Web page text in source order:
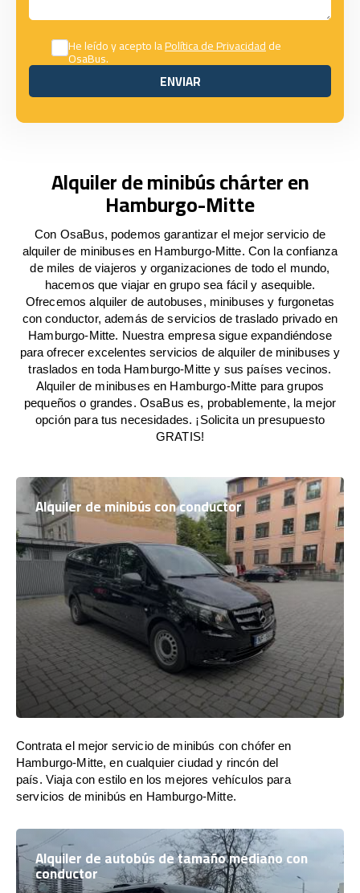
He leído y acepto laPolítica de Privacidadde
OsaBus.
ENVIAR
ENVIAR
Alquiler de minibús chárter en
Hamburgo-Mitte
Con OsaBus, podemos garantizar el mejor servicio de
alquiler de minibuses en Hamburgo-Mitte. Con la confianza
de miles de viajeros y organizaciones de todo el mundo,
hacemos que viajar en grupo sea fácil y asequible.
Ofrecemos alquiler de autobuses, minibuses y furgonetas
con conductor, además de servicios de traslado privado en
Hamburgo-Mitte. Nuestra empresa sigue expandiéndose
para ofrecer excelentes servicios de alquiler de minibuses y
traslados en toda Hamburgo-Mitte y sus países vecinos.
Alquiler de minibuses en Hamburgo-Mitte para grupos
pequeños o grandes. OsaBus es, probablemente, la mejor
opción para tus necesidades. ¡Solicita un presupuesto
GRATIS!
Alquiler de minibús con conductor
Contrata el mejor servicio de minibús con chófer en
Hamburgo-Mitte, en cualquier ciudad y rincón del
país. Viaja con estilo en los mejores vehículos para
servicios de minibús en Hamburgo-Mitte.
Alquiler de autobús de tamaño mediano con
conductor